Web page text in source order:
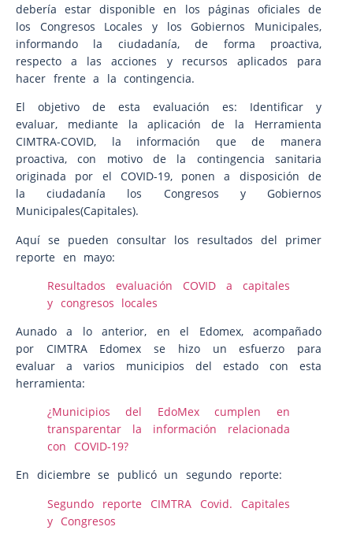
debería estar disponible en los páginas oficiales de
los Congresos Locales y los Gobiernos Municipales,
informando la ciudadanía, de forma proactiva,
respecto a las acciones y recursos aplicados para
hacer frente a la contingencia.
El objetivo de esta evaluación es: Identificar y
evaluar, mediante la aplicación de la Herramienta
CIMTRA-COVID, la información que de manera
proactiva, con motivo de la contingencia sanitaria
originada por el COVID-19, ponen a disposición de
la ciudadanía los Congresos y Gobiernos
Municipales(Capitales).
Aquí se pueden consultar los resultados del primer
reporte en mayo:
Resultados evaluación COVID a capitales
y congresos locales
Aunado a lo anterior, en el Edomex, acompañado
por CIMTRA Edomex se hizo un esfuerzo para
evaluar a varios municipios del estado con esta
herramienta:
¿Municipios del EdoMex cumplen en
transparentar la información relacionada
con COVID-19?
En diciembre se publicó un segundo reporte:
Segundo reporte CIMTRA Covid. Capitales
y Congresos